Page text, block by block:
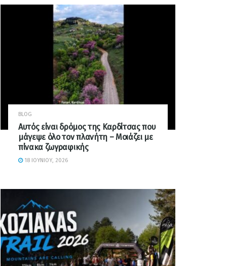
BLOG
Αυτός είναι δρόμος της Καρδίτσας που
μάγεψε όλο τον πλανήτη – Μοιάζει με
πίνακα ζωγραφικής
18 ΙΟΥΝΊΟΥ, 2026